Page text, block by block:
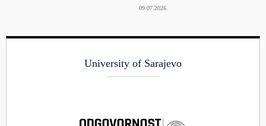
09.07.2026.
University of Sarajevo